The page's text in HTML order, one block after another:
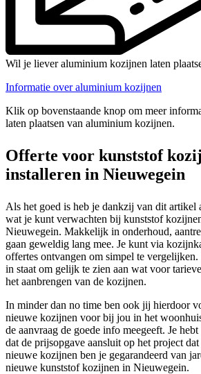
Wil je liever aluminium kozijnen laten
Informatie over aluminium kozijnen
Klik op bovenstaande knop om meer
laten plaatsen van aluminium kozijnen.
Offerte voor kunststof
installeren in Nieuwegein
Als het goed is heb je dankzij van dit artikel
wat je kunt verwachten bij kunststof
Nieuwegein. Makkelijk in onderhoud,
gaan geweldig lang mee. Je kunt via
offertes ontvangen om simpel te
in staat om gelijk te zien aan wat voor
het aanbrengen van de kozijnen.
In minder dan no time ben ook jij hierdoor
nieuwe kozijnen voor bij jou in het
de aanvraag de goede info meegeeft. Je
dat de prijsopgave aansluit op het project
nieuwe kozijnen ben je gegarandeerd van
nieuwe kunststof kozijnen in Nieuwegein.